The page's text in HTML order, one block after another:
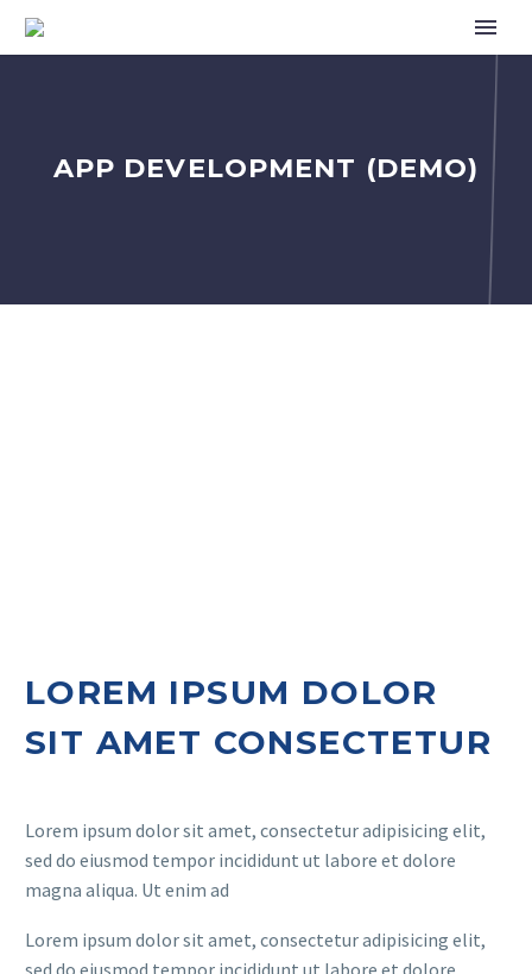
APP DEVELOPMENT (DEMO)
LOREM IPSUM DOLOR
SIT AMET CONSECTETUR
Lorem ipsum dolor sit amet, consectetur adipisicing elit,
sed do eiusmod tempor incididunt ut labore et dolore
magna aliqua. Ut enim ad
Lorem ipsum dolor sit amet, consectetur adipisicing elit,